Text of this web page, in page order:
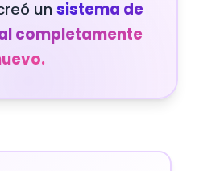
un sistema de
completamente